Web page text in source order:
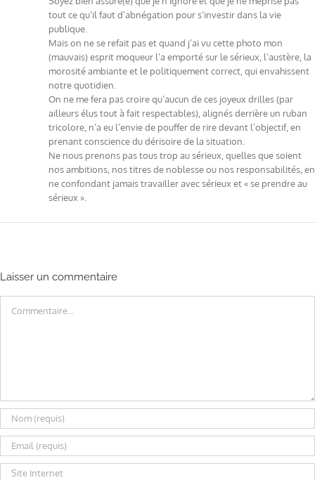
tout ce qu’il faut d’abnégation pour s’investir dans la vie
publique.
Mais on ne se refait pas et quand j’ai vu cette photo mon
(mauvais) esprit moqueur l’a emporté sur le sérieux, l’austère, la
morosité ambiante et le politiquement correct, qui envahissent
notre quotidien.
On ne me fera pas croire qu’aucun de ces joyeux drilles (par
ailleurs élus tout à fait respectables), alignés derrière un ruban
tricolore, n’a eu l’envie de pouffer de rire devant l’objectif, en
prenant conscience du dérisoire de la situation.
Ne nous prenons pas tous trop au sérieux, quelles que soient
nos ambitions, nos titres de noblesse ou nos responsabilités, en
ne confondant jamais travailler avec sérieux et « se prendre au
sérieux ».
Laisser un commentaire